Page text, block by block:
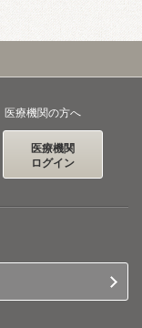
医療機関の方へ
医療機関
ログイン